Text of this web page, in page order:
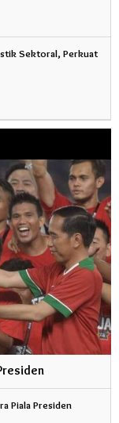
Sektoral, Perkuat
Piala Presiden